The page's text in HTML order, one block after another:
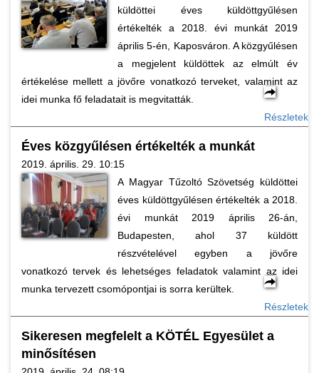
küldöttei éves küldöttgyűlésen
értékelték a 2018. évi munkát 2019
április 5-én, Kaposváron. A közgyűlésen
a megjelent küldöttek az elmúlt év
értékelése mellett a jövőre vonatkozó terveket, valamint az
idei munka fő feladatait is megvitatták.
Részletek
Éves közgyűlésen értékelték a munkát
2019. április. 29. 10:15
A Magyar Tűzoltó Szövetség küldöttei
éves küldöttgyűlésen értékelték a 2018.
évi munkát 2019 április 26-án,
Budapesten, ahol 37 küldött
részvételével egyben a jövőre
vonatkozó tervek és lehetséges feladatok valamint az idei
munka tervezett csomópontjai is sorra kerültek.
Részletek
Sikeresen megfelelt a KÖTÉL Egyesület a
minősítésen